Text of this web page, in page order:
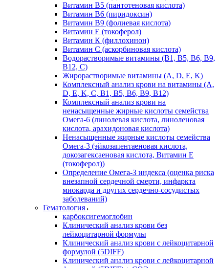
Витамин В5 (пантотеновая кислота)
Витамин В6 (пиридоксин)
Витамин В9 (фолиевая кислота)
Витамин Е (токоферол)
Витамин К (филлохинон)
Витамин С (аскорбиновая кислота)
Водорастворимые витамины (B1, B5, B6, В9,
В12, С)
Жирорастворимые витамины (A, D, E, K)
Комплексный анализ крови на витамины (A,
D, E, K, C, B1, B5, B6, В9, B12)
Комплексный анализ крови на
ненасыщенные жирные кислоты семейства
Омега-6 (линолевая кислота, линоленовая
кислота, арахидоновая кислота)
Ненасыщенные жирные кислоты семейства
Омега-3 (эйкозапентаеновая кислота,
докозагексаеновая кислота, Витамин E
(токоферол))
Определение Омега-3 индекса (оценка риска
внезапной сердечной смерти, инфаркта
миокарда и других сердечно-сосудистых
заболеваний)
Гематология
карбоксигемоглобин
Клинический анализ крови без
лейкоцитарной формулы
Клинический анализ крови с лейкоцитарной
формулой (5DIFF)
Клинический анализ крови с лейкоцитарной